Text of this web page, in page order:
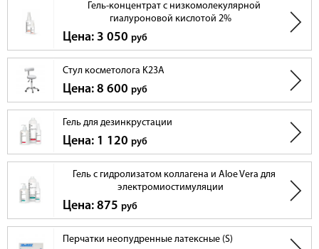
Гель-концентрат с низкомолекулярной
гиалуроновой кислотой 2%
Цена: 3 050 руб
Стул косметолога K23A
Цена: 8 600 руб
Гель для дезинкрустации
Цена: 1 120 руб
Гель с гидролизатом коллагена и Aloe Vera для
электромиостимуляции
Цена: 875 руб
Перчатки неопудренные латексные (S)